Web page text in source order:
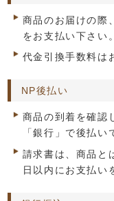
商品のお届けの際
をお支払い下さい。
代金引換手数料は
NP後払い
商品の到着を確認
「銀行」で後払い
請求書は、商品と
日以内にお支払い